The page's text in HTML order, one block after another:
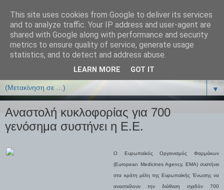
ΒΙΟΛΟΓΙΑonline.gr
Online Μαθήματα Βιολογίας
▼
Αναστολή κυκλοφορίας για 700
γενόσημα συστήνει η Ε.Ε.
Ο Ευρωπαϊκός Οργανισμός Φαρμάκων
(European Medicines Agency, EMA) συστήνει
στα κράτη μέλη της Ευρωπαϊκής Ένωσης να
αναστείλουν την διάθεση σχεδόν 700
This site uses cookies from Google to deliver its services
and to analyze traffic. Your IP address and user-agent are
shared with Google along with performance and security
metrics to ensure quality of service, generate usage
statistics, and to detect and address abuse.
LEARN MORE GOT IT